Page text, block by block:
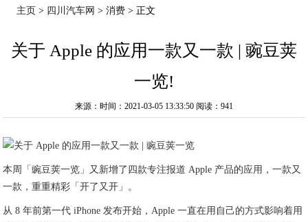
主页 > 四川汽车网 >消费 > 正文
关于 Apple 的应用一款又一款 | 豌豆荚
一览!
来源：时间：2021-03-05 13:33:50 阅读：941
本周「豌豆荚一览」又新增了四款专注报道 Apple 产品的应用，一款又
一款，重重精彩「开了又开」。
从 8 年前第一代 iPhone 发布开始，Apple 一直在用自己的方式影响着用